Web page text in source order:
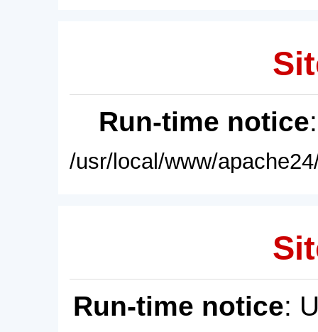
Run-time notice
/usr/local/www/
Run-time notice: